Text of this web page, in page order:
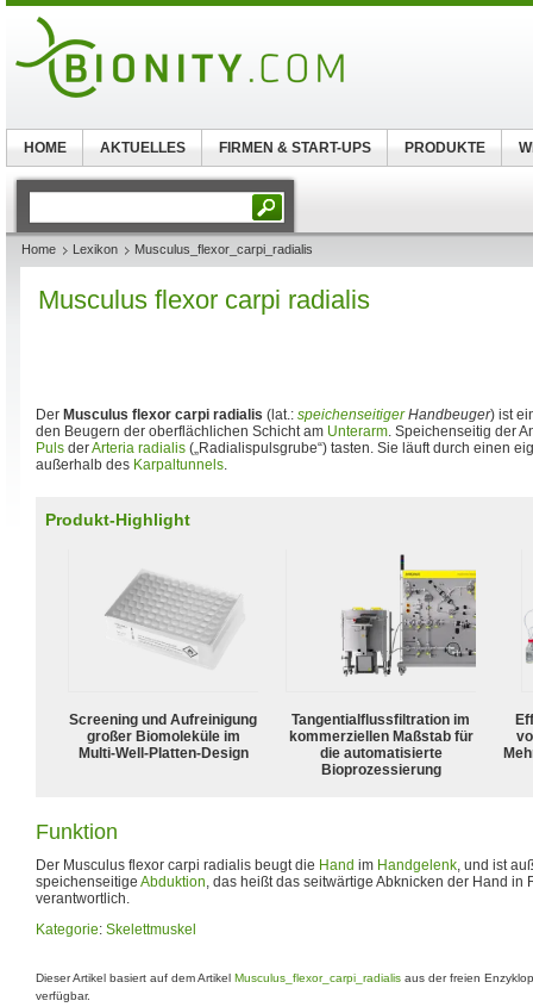
Home Lexikon Musculus_flexor_carpi_radialis
Musculus flexor carpi radialis
Der Musculus flexor carpi radialis (lat.: speichenseitigerHandbeuger) ist
den Beugern der oberflächlichen Schicht am Unterarm. Speichenseitig der
Puls derArteria radialis („Radialispulsgrube“) tasten. Sie läuft durch einen
außerhalb des Karpaltunnels.
Produkt-Highlight
Screening und Aufreinigung
großer Biomoleküle im
Multi-Well-Platten-Design
Tangentialflussfiltration im
kommerziellen Maßstab für
die automatisierte
Bioprozessierung
Funktion
Der Musculus flexor carpi radialis beugt die Hand im Handgelenk, und ist
speichenseitige Abduktion, das heißt das seitwärtige Abknicken der Hand in
verantwortlich.
Kategorie: Skelettmuskel
Dieser Artikel basiert auf dem Artikel Musculus_flexor_carpi_radialis aus der freien
verfügbar.
HOME AKTUELLES FIRMEN & START-UPS PRODUKTE